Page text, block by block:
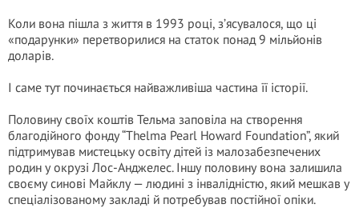
Коли вона пішла з життя в 1993 році, з’ясувалося, що ці
«подарунки» перетворилися на статок понад 9 мiльйoнiв
дoлapiв.
І саме тут починається найважливіша частина її історії.
Половину своїх кoштів Тельма заповіла на створення
благодійного фонду “Thelma Pearl Howard Foundation”, який
підтримував мистецьку освіту дітей із малозабезпечених
родин у окрузі Лос-Анджелес. Іншу половину вона залишила
своєму синові Майклу — людині з інвалідністю, який мешкав у
спеціалізованому закладі й потребував постійної опіки.